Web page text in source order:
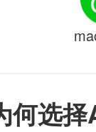
何选